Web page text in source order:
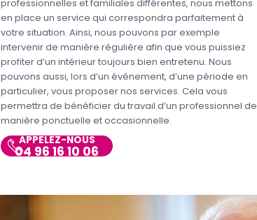
professionnelles et familiales différentes, nous mettons
en place un service qui correspondra parfaitement à
votre situation. Ainsi, nous pouvons par exemple
intervenir de manière régulière afin que vous puissiez
profiter d’un intérieur toujours bien entretenu. Nous
pouvons aussi, lors d’un événement, d’une période en
particulier, vous proposer nos services. Cela vous
permettra de bénéficier du travail d’un professionnel de
manière ponctuelle et occasionnelle.
APPELEZ-NOUS
04 96 16 10 06